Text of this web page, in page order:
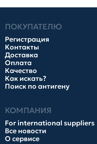
ПОКУПАТЕЛЮ
Регистрация
Контакты
Доставка
Оплата
Качество
Как искать?
Поиск по антигену
КОМПАНИЯ
For international suppliers
Все новости
О сервисе